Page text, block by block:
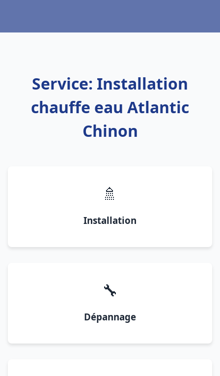
Service: Installation
chauffe eau Atlantic
Chinon
🚿
Installation
🔧
Dépannage